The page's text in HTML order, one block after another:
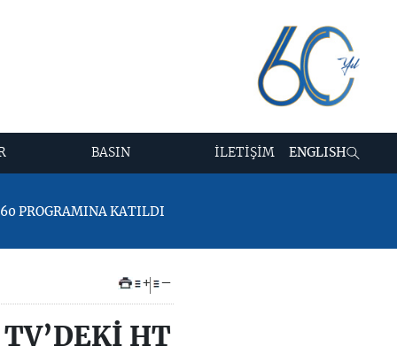
BASIN İLETİŞİM ENGLISH
PROGRAMINA KATILDI
+ –
HT